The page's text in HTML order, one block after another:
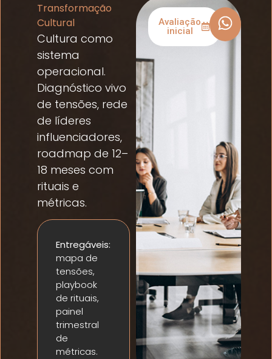
Avaliação
inicial
Transformação
Cultural
Cultura como
sistema
operacional.
Diagnóstico vivo
de tensões, rede
de líderes
influenciadores,
roadmap de 12–
18 meses com
rituais e
métricas.
Entregáveis:
mapa de
tensões,
playbook
de rituais,
painel
trimestral
de
métricas.